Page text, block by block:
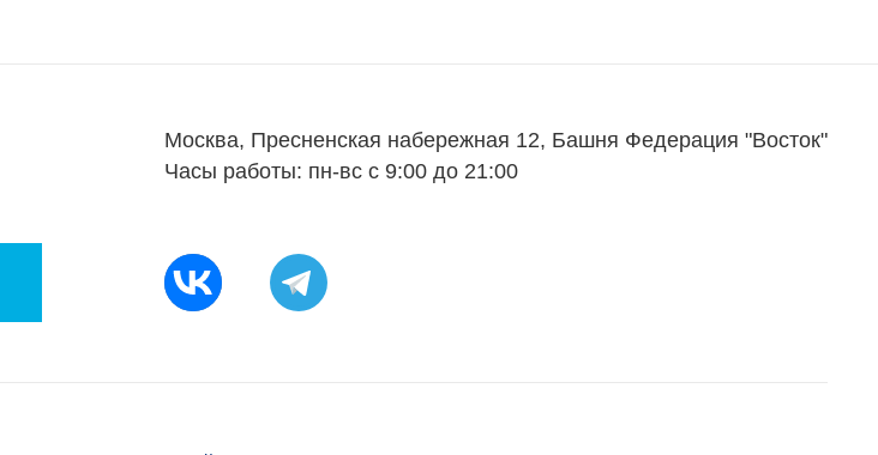
Москва, Пресненская набережная 12, Башня Федерация "Восток"
Часы работы: пн-вс с 9:00 до 21:00